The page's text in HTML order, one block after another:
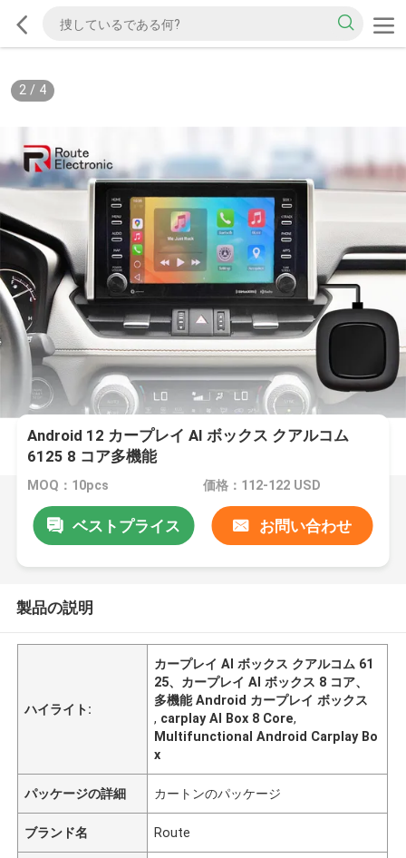
2/ 4
Android 12 カープレイ AI ボックス クアルコム
6125 8 コア多機能
MOQ：10pcs 価格：112-122 USD
ベストプライス お問い合わせ
製品の説明
ハイライト:
カープレイ AI ボックス クアルコム 61
25、カープレイ AI ボックス 8 コア、
多機能 Android カープレイ ボックス
, carplay AI Box 8 Core,
Multifunctional Android Carplay Bo
x
パッケージの詳細 カートンのパッケージ
ブランド名 Route